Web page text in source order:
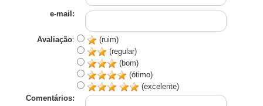
e-mail:
Avaliação:
(ruim)
(regular)
(bom)
(ótimo)
(excelente)
Comentários: